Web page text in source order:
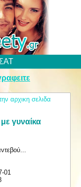
αρχικη σελιδα
γυναίκα
01